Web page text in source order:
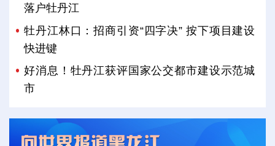
落户牡丹江
牡丹江林口：招商引资“四字决” 按下项目建设
快进键
好消息！牡丹江获评国家公交都市建设示范城
市